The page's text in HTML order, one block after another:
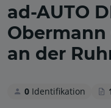
ad-AUTO
Obermann
an der
0 Identifikation